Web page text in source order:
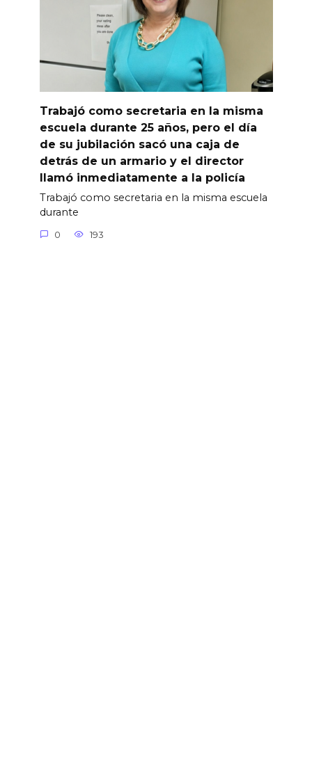
Trabajó como secretaria en la misma
escuela durante 25 años, pero el día
de su jubilación sacó una caja de
detrás de un armario y el director
llamó inmediatamente a la policía
Trabajó como secretaria en la misma escuela
durante
0 193